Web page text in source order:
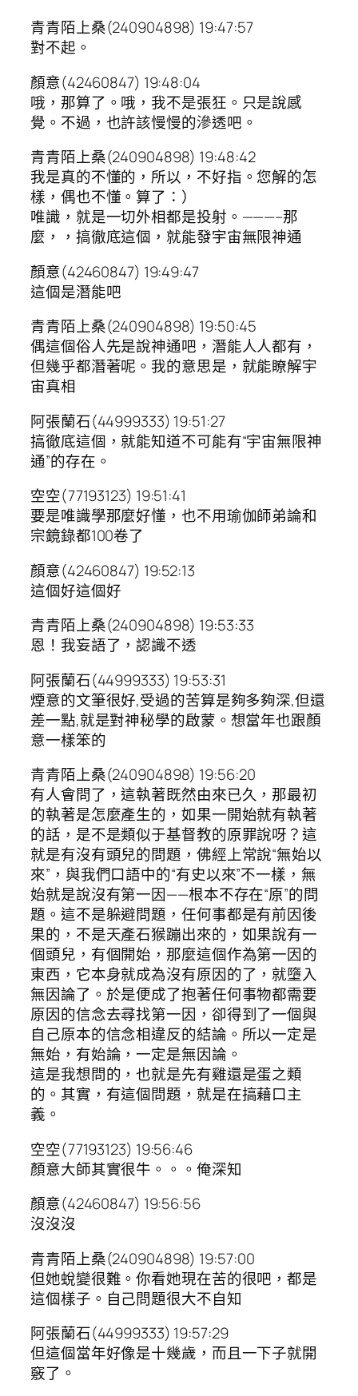
青青陌上桑(240904898) 19:47:57
對不起。
顏意(42460847) 19:48:04
哦，那算了。哦，我不是張狂。只是說感
覺。不過，也許該慢慢的滲透吧。
青青陌上桑(240904898) 19:48:42
我是真的不懂的，所以，不好指。您解的怎
樣，偶也不懂。算了：）
唯識，就是一切外相都是投射。———–那
麼，，搞徹底這個，就能發宇宙無限神通
顏意(42460847) 19:49:47
這個是潛能吧
青青陌上桑(240904898) 19:50:45
偶這個俗人先是說神通吧，潛能人人都有，
但幾乎都潛著呢。我的意思是，就能瞭解宇
宙真相
阿張蘭石(44999333) 19:51:27
搞徹底這個，就能知道不可能有“宇宙無限神
通”的存在。
空空(77193123) 19:51:41
要是唯識學那麼好懂，也不用瑜伽師弟論和
宗鏡錄都100卷了
顏意(42460847) 19:52:13
這個好這個好
青青陌上桑(240904898) 19:53:33
恩！我妄語了，認識不透
阿張蘭石(44999333) 19:53:31
煙意的文筆很好,受過的苦算是夠多夠深,但還
差一點,就是對神秘學的啟蒙。想當年也跟顏
意一樣笨的
青青陌上桑(240904898) 19:56:20
有人會問了，這執著既然由來已久，那最初
的執著是怎麼產生的，如果一開始就有執著
的話，是不是類似于基督教的原罪說呀？這
就是有沒有頭兒的問題，佛經上常說“無始以
來”，與我們口語中的“有史以來”不一樣，無
始就是說沒有第一因——根本不存在“原”的問
題。這不是躲避問題，任何事都是有前因後
果的，不是天產石猴蹦出來的，如果說有一
個頭兒，有個開始，那麼這個作為第一因的
東西，它本身就成為沒有原因的了，就墮入
無因論了。於是便成了抱著任何事物都需要
原因的信念去尋找第一因，卻得到了一個與
自己原本的信念相違反的結論。所以一定是
無始，有始論，一定是無因論。
這是我想問的，也就是先有雞還是蛋之類
的。其實，有這個問題，就是在搞藉口主
義。
空空(77193123) 19:56:46
顏意大師其實很牛。。。俺深知
顏意(42460847) 19:56:56
沒沒沒
青青陌上桑(240904898) 19:57:00
但她蛻變很難。你看她現在苦的很吧，都是
這個樣子。自己問題很大不自知
阿張蘭石(44999333) 19:57:29
但這個當年好像是十幾歲，而且一下子就開
竅了。